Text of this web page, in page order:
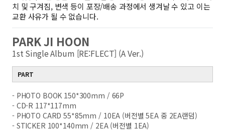
치 및 구겨짐, 변색 등이 포장/배송 과정에서 생겨날 수 있고 이는
교환 사유가 될 수 없습니다.
PARK JI HOON
1st Single Album [RE:FLECT] (A Ver.)
PART
- PHOTO BOOK 150*300mm / 66P
- CD-R 117*117mm
- PHOTO CARD 55*85mm / 10EA (버전별 5EA 중 2EA랜덤)
- STICKER 100*140mm / 2EA (버전별 1EA)